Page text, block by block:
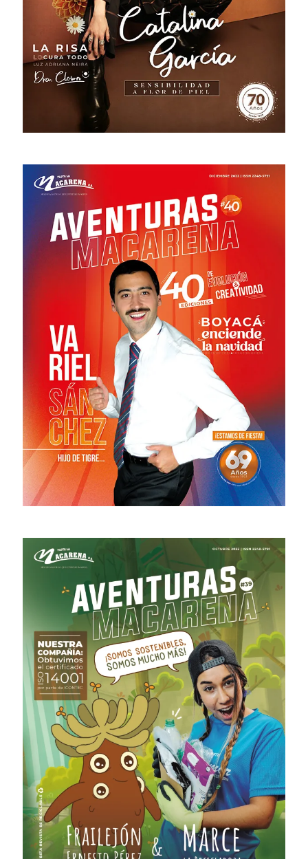
# 42 · Junio - Septiembre 2023
# 41 · Marzo - Junio 2023
# 40 · Diciembre 2022 - Marzo 2023